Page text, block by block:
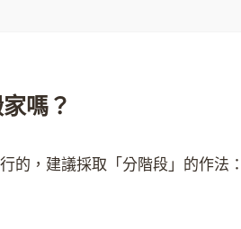
嗎？
的，建議採取「分階段」的作法